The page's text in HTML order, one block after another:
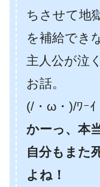
ちさせて地
を補給でき
主人公が泣
お話。
(/・ω・)/ﾜｰｲ
かーっ、本
自分もまた
よね！